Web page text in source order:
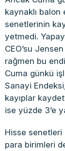
kaynaklı balon
senetlerinin
yetmedi.
CEO’su
rağmen bu
Cuma günkü
Sanayi
kayıplar
ise yüzde 3’e
Hisse senetleri
para birimleri